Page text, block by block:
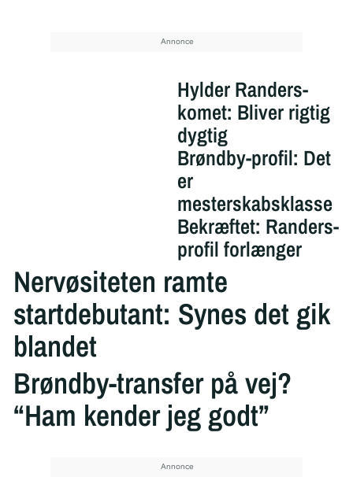
Hylder Randers-
komet: Bliver rigtig
dygtig
Brøndby-profil: Det
er
mesterskabsklasse
Bekræftet: Randers-
profil forlænger
Nervøsiteten ramte
startdebutant: Synes det gik
blandet
Brøndby-transfer på vej?
“Ham kender jeg godt”